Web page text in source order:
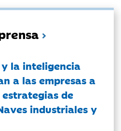
la inteligencia
a las empresas a
de
industriales y